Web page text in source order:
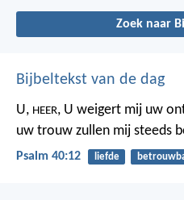
Zoek naar
Bijbeltekst van de dag
U, HEER, U weigert mij uw
uw trouw zullen mij steeds
Psalm 40:12 liefde